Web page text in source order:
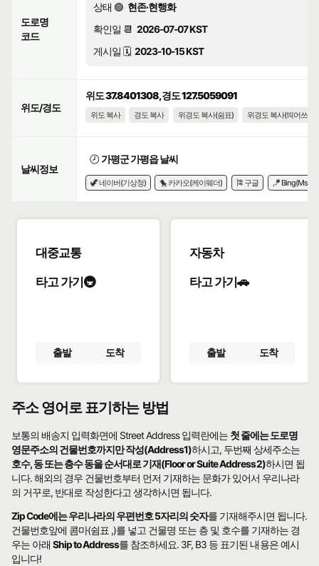
도로명
코드
상태 🟢 현존·현행화
확인일 📆 2026-07-07 KST
게시일 🗓️ 2023-10-15 KST
위도/경도
위도 37.8401308, 경도 127.5059091
위도 복사 경도 복사 위경도 복사(쉼표) 위경도 복사(띄어쓰기)
날씨정보
🕗 가평군 가평읍 날씨
🦖 네이버(기상청) 🐤 카카오(케이웨더) 🎏 구글 🪁 Bing(Msn)
대중교통
타고 가기🚇
출발 도착
자동차
타고 가기🚗
출발 도착
주소 영어로 표기하는 방법
보통의 배송지 입력화면에 Street Address 입력란에는 첫 줄에는 도로명
영문주소의 건물번호까지만 작성(Address1)하시고, 두번째 상세주소는
호수, 동 또는 층수 동을 순서대로 기재(Floor or Suite Address2)하시면 됩
니다. 해외의 경우 건물번호부터 먼저 기재하는 문화가 있어서 우리나라
의 거꾸로, 반대로 작성한다고 생각하시면 됩니다.
Zip Code에는 우리나라의 우편번호 5자리의 숫자를 기재해주시면 됩니다.
건물번호앞에 콤마(쉼표 ,)를 넣고 건물명 또는 층 및 호수를 기재하는 경
우는 아래Ship to Address를 참조하세요. 3F, B3 등 표기된 내용은 예시
입니다!